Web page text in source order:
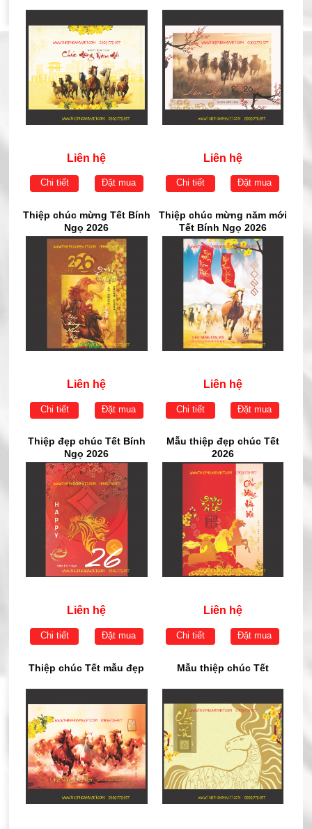
Liên hệ
Chi tiết Đặt mua
Liên hệ
Chi tiết Đặt mua
Thiệp chúc mừng Tết Bính
Ngọ 2026
Liên hệ
Chi tiết Đặt mua
Thiệp chúc mừng năm mới
Tết Bính Ngọ 2026
Liên hệ
Chi tiết Đặt mua
Thiệp đẹp chúc Tết Bính
Ngọ 2026
Liên hệ
Chi tiết Đặt mua
Mẫu thiệp đẹp chúc Tết
2026
Liên hệ
Chi tiết Đặt mua
Thiệp chúc Tết mẫu đẹp Mẫu thiệp chúc Tết